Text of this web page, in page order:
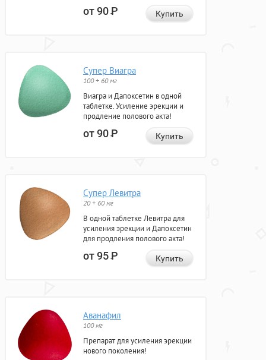
от 90Р Купить
Супер Виагра
100 + 60 мг
Виагра и Дапоксетин в одной
таблетке. Усиление эрекции и
продление полового акта!
от 90Р Купить
Супер Левитра
20 + 60 мг
В одной таблетке Левитра для
усиления эрекции и Дапоксетин
для продления полового акта!
от 95Р Купить
Аванафил
100 мг
Препарат для усиления эрекции
нового поколения!